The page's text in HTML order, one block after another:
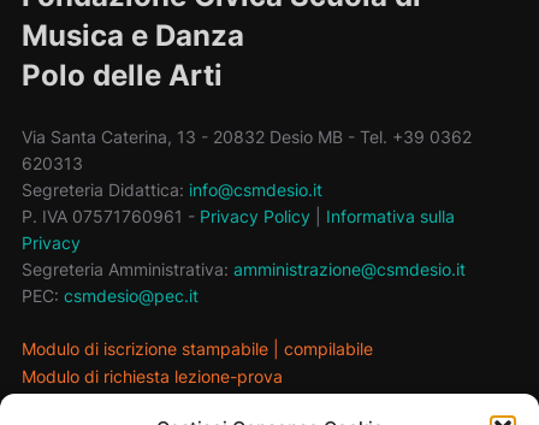
Musica e Danza
Polo delle Arti
Via Santa Caterina, 13 - 20832 Desio MB - Tel. +39 0362
620313
Segreteria Didattica: info@csmdesio.it
P. IVA 07571760961 - Privacy Policy
Informativa sulla
Privacy
Segreteria Amministrativa: amministrazione@csmdesio.it
PEC: csmdesio@pec.it
Modulo di iscrizione stampabile
compilabile
Modulo di richiesta lezione-prova